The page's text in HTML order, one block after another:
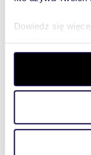
Dowiedz się
szczegółów. W
wycofać swoją
aby oferować
witrynie.
analitycznym.